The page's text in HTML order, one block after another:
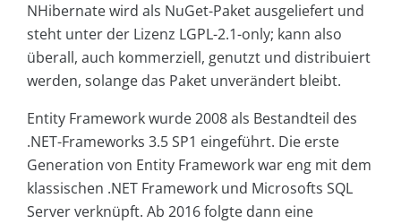
NHibernate wird als NuGet-Paket ausgeliefert und
steht unter der Lizenz LGPL-2.1-only; kann also
überall, auch kommerziell, genutzt und distribuiert
werden, solange das Paket unverändert bleibt.
Entity Framework wurde 2008 als Bestandteil des
.NET-Frameworks 3.5 SP1 eingeführt. Die erste
Generation von Entity Framework war eng mit dem
klassischen .NET Framework und Microsofts SQL
Server verknüpft. Ab 2016 folgte dann eine